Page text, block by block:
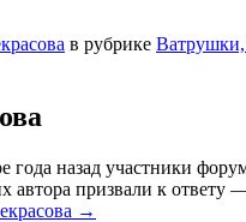
в рубрике Ватрушки,
года назад участники
призвали к ответу
→